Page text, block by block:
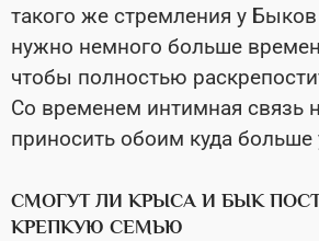
такого же стремления у
нужно немного больше
чтобы полностью
Со временем интимная связь
приносить обоим куда больше
СМОГУТ ЛИ КРЫСА И БЫК
КРЕПКУЮ СЕМЬЮ